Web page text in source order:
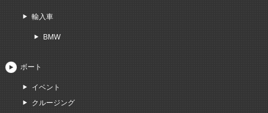
輸入車
BMW
ボート
イベント
クルージング